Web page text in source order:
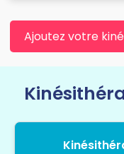
Ajoutez votre